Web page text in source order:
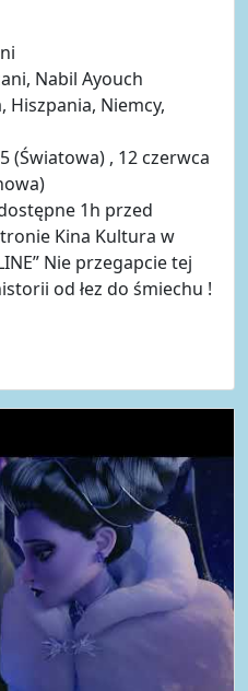
Nabil Ayouch
Hiszpania, Niemcy,
(Światowa) , 12 czerwca
1h przed
Kina Kultura w
Nie przegapcie tej
od łez do śmiechu !